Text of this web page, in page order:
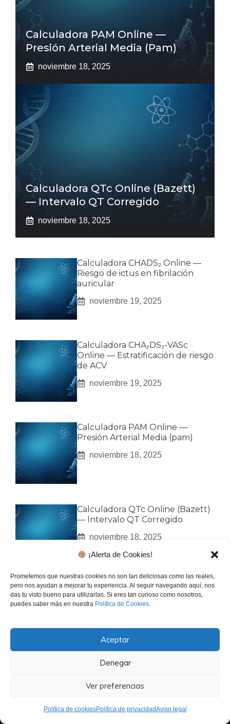
¡Alerta de Cookies!
Prometemos que nuestras cookies no son tan deliciosas como las reales,
pero nos ayudan a mejorar tu experiencia. Al seguir navegando aquí, nos
das tu visto bueno para utilizarlas. Si eres tan curioso como nosotros,
puedes saber más en nuestra Política de Cookies.
Aceptar
Denegar
Ver preferencias
Política de cookiesPolítica de privacidadAviso legal
Calculadora PAM Online —
Presión Arterial Media (pam)
noviembre 18, 2025
Calculadora QTc Online (Bazett)
— Intervalo QT Corregido
noviembre 18, 2025
Calculadora CHADS₂ Online —
Riesgo de ictus en fibrilación
auricular
noviembre 19, 2025
Calculadora CHA₂DS₂-VASc
Online — Estratificación de riesgo
de ACV
noviembre 19, 2025
Calculadora PAM Online —
Presión Arterial Media (pam)
noviembre 18, 2025
Calculadora QTc Online (Bazett)
— Intervalo QT Corregido
noviembre 18, 2025
El Gen Curioso es un sitio creado a fin de intentar acerca la
ciencia a la gente de una manera más distendida y sencilla
para quitar a la gente ese miedo al saber, pasen y